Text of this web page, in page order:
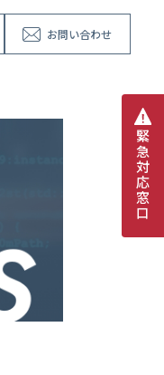
お問い合わせ
緊
急
対
応
窓
口